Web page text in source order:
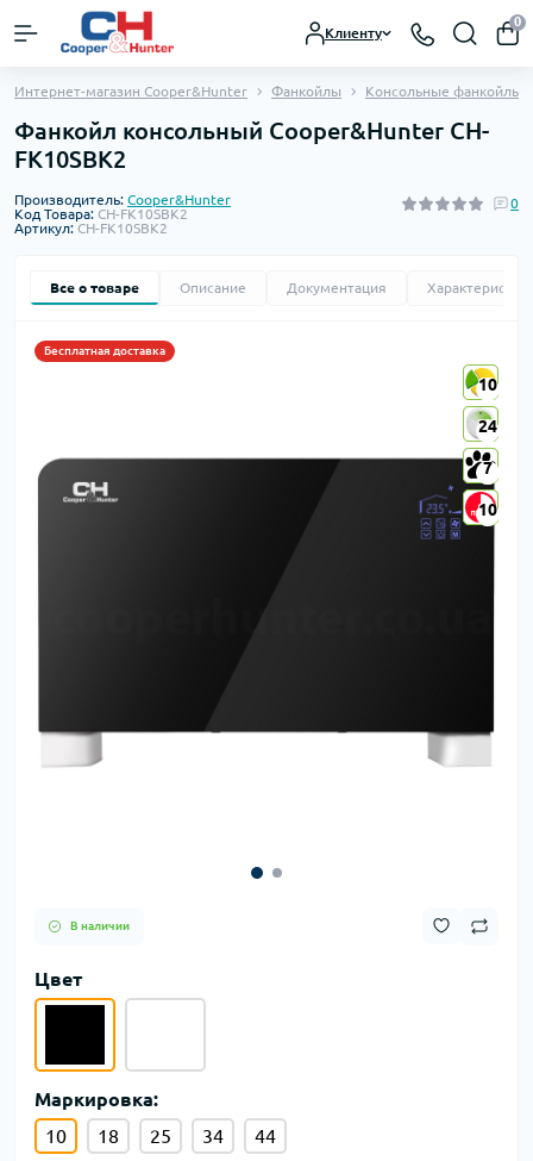
Клиенту
0
Интернет-магазин Cooper&Hunter Фанкойлы Консольные фанкойлы
Фанкойл консольный Cooper&Hunter CH-
FK10SBK2
Производитель: Cooper&Hunter
Код Товара: CH-FK10SBK2
Артикул: CH-FK10SBK2
0
Все о товаре Описание Документация
Бесплатная доставка
10
24
7
10
10
24
7
10
В наличии
Цвет
Маркировка:
10
18 25 34 44